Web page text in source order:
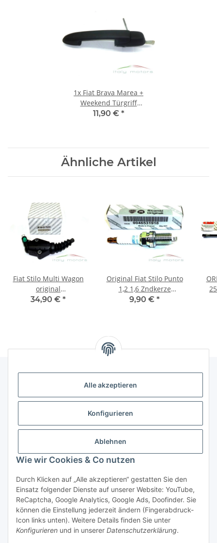
Alle akzeptieren
Konfigurieren
Ablehnen
Wie wir Cookies & Co nutzen
Durch Klicken auf „Alle akzeptieren“ gestatten Sie den
Einsatz folgender Dienste auf unserer Website: YouTube,
ReCaptcha, Google Analytics, Google Ads, Doofinder. Sie
können die Einstellung jederzeit ändern (Fingerabdruck-
Icon links unten). Weitere Details finden Sie unter
Konfigurieren und in unserer Datenschutzerklärung.
1x Fiat Brava Marea +
Weekend Türgriff
Aussentürgriff außen hinten
11,90 € *
Ähnliche Artikel
Fiat Stilo Multi Wagon
original
Kupplungsnehmerzylinder
34,90 € *
Original Fiat Stilo Punto
1,2 1,6 Zndkerze
Zndkerzen NGK BKR5EZ
9,90 € *
Widerrufsbutton
* Alle Preise inkl. gesetzlicher USt., zzgl.Versand